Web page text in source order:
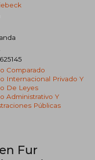
Comparado
Internacional Privado Y
De Leyes
Administrativo Y
Públicas
Fur